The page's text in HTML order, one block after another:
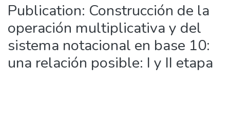
Publication: Construcción de la
operación multiplicativa y del
sistema notacional en base 10:
una relación posible: I y II etapa